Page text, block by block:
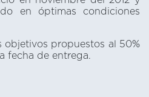
en óptimas condiciones
objetivos propuestos al 50%
fecha de entrega.